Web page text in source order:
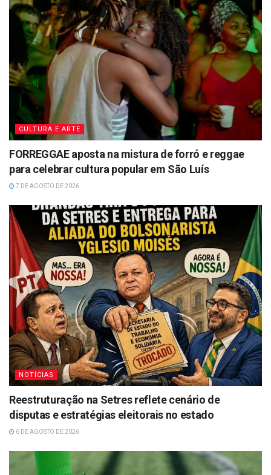
CULTURA E ARTE
FORREGGAE aposta na mistura de forró e reggae
para celebrar cultura popular em São Luís
7 DE AGOSTO DE 2026
NOTÍCIAS
Reestruturação na Setres reflete cenário de
disputas e estratégias eleitorais no estado
6 DE AGOSTO DE 2026